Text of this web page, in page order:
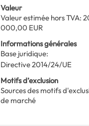
Valeur
Valeur estimée hors TVA:
000,00 EUR
Informations générales
Base juridique:
Directive 2014/24/UE
Motifs d’exclusion
Sources des motifs
de marché